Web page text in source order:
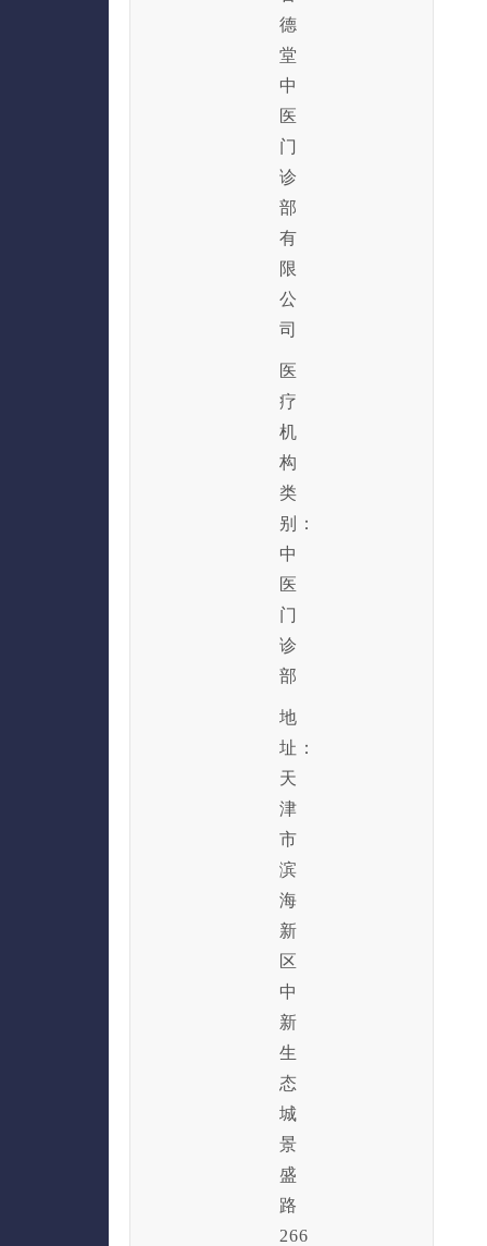
德
堂
中
医
门
诊
部
有
限
公
司
医
疗
机
构
类
别：
中
医
门
诊
部
地
址：
天
津
市
滨
海
新
区
中
新
生
态
城
景
盛
路
266